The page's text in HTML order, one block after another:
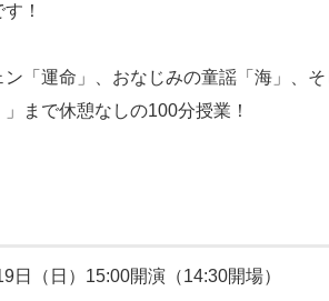
！
ン「運命」、おなじみの童謡「海」、
まで休憩なしの100分授業！
日（日）15:00開演（14:30開場）